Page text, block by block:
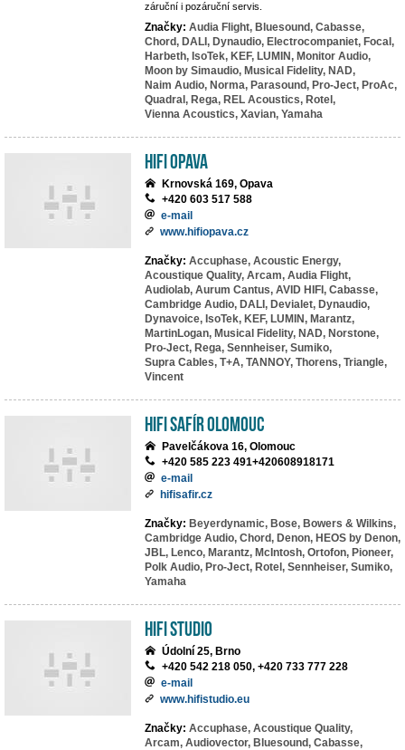
záruční i pozáruční servis.
Značky: Audia Flight, Bluesound, Cabasse,
Chord, DALI, Dynaudio, Electrocompaniet, Focal,
Harbeth, IsoTek, KEF, LUMIN, Monitor Audio,
Moon by Simaudio, Musical Fidelity, NAD,
Naim Audio, Norma, Parasound, Pro-Ject, ProAc,
Quadral, Rega, REL Acoustics, Rotel,
Vienna Acoustics, Xavian, Yamaha
HIFI Opava
Krnovská 169, Opava
+420 603 517 588
e-mail
www.hifiopava.cz
Značky: Accuphase, Acoustic Energy,
Acoustique Quality, Arcam, Audia Flight,
Audiolab, Aurum Cantus, AVID HIFI, Cabasse,
Cambridge Audio, DALI, Devialet, Dynaudio,
Dynavoice, IsoTek, KEF, LUMIN, Marantz,
MartinLogan, Musical Fidelity, NAD, Norstone,
Pro-Ject, Rega, Sennheiser, Sumiko,
Supra Cables, T+A, TANNOY, Thorens, Triangle,
Vincent
HiFi Safír Olomouc
Pavelčákova 16, Olomouc
+420 585 223 491+420608918171
e-mail
hifisafir.cz
Značky: Beyerdynamic, Bose, Bowers & Wilkins,
Cambridge Audio, Chord, Denon, HEOS by Denon,
JBL, Lenco, Marantz, McIntosh, Ortofon, Pioneer,
Polk Audio, Pro-Ject, Rotel, Sennheiser, Sumiko,
Yamaha
HiFi Studio
Údolní 25, Brno
+420 542 218 050, +420 733 777 228
e-mail
www.hifistudio.eu
Značky: Accuphase, Acoustique Quality,
Arcam, Audiovector, Bluesound, Cabasse,